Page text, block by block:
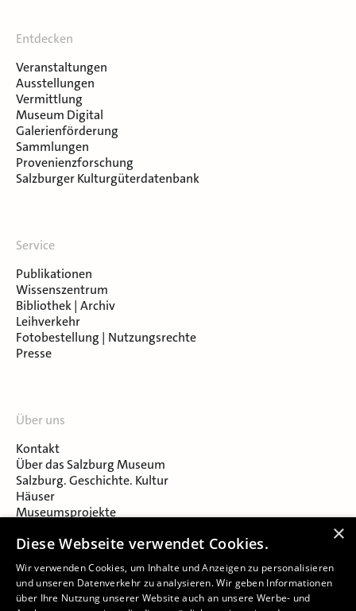
Entdecken
Veranstaltungen
Ausstellungen
Vermittlung
Museum Digital
Galerienförderung
Sammlungen
Provenienzforschung
Salzburger Kulturgüterdatenbank
Service
Publikationen
Wissenszentrum
Bibliothek | Archiv
Leihverkehr
Fotobestellung | Nutzungsrechte
Presse
Über uns
Kontakt
Über das Salzburg Museum
Salzburg. Geschichte. Kultur
Häuser
Museumsprojekte
Museumsverein Celtic Heritage
×
Diese Webseite verwendet Cookies.
Wir verwenden Cookies, um Inhalte und Anzeigen zu personalisieren
und unseren Datenverkehr zu analysieren. Wir geben Informationen
über Ihre Nutzung unserer Website auch an unsere Werbe- und